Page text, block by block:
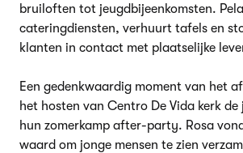
bruiloften tot jeugdbijeenkomsten.
cateringdiensten, verhuurt tafels en
klanten in contact met plaatselijke
Een gedenkwaardig moment van het
het hosten van Centro De Vida kerk
hun zomerkamp after-party. Rosa
waard om jonge mensen te zien